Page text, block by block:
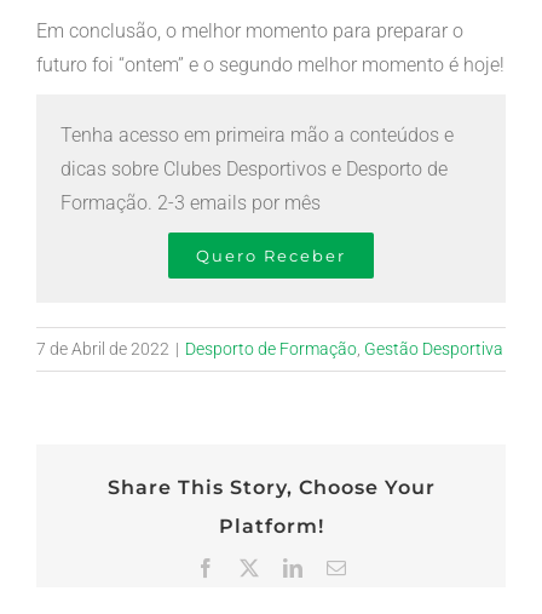
Em conclusão, o melhor momento para preparar o
futuro foi “ontem” e o segundo melhor momento é hoje!
Tenha acesso em primeira mão a conteúdos e
dicas sobre Clubes Desportivos e Desporto de
Formação. 2-3 emails por mês
Quero Receber
7 de Abril de 2022 | Desporto de Formação Gestão Desportiva
Share This Story, Choose Your
Platform!
Facebook LinkedInEmail